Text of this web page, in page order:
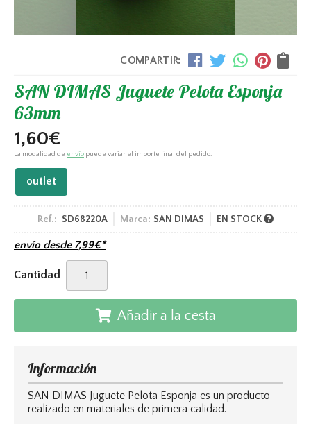
COMPARTIR:
SAN DIMAS Juguete Pelota Esponja
63mm
1,60€
La modalidad de envío puede variar el importe final del pedido.
outlet
Ref.: SD68220A Marca: SAN DIMAS EN STOCK
envío desde 7,99€*
Cantidad
Añadir a la cesta
Información
SAN DIMAS Juguete Pelota Esponja es un producto
realizado en materiales de primera calidad.